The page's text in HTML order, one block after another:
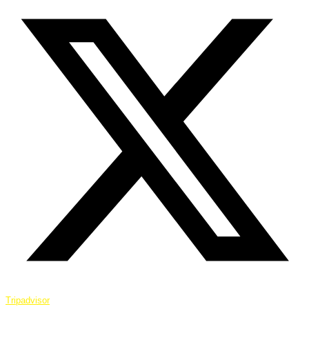
Tripadvisor